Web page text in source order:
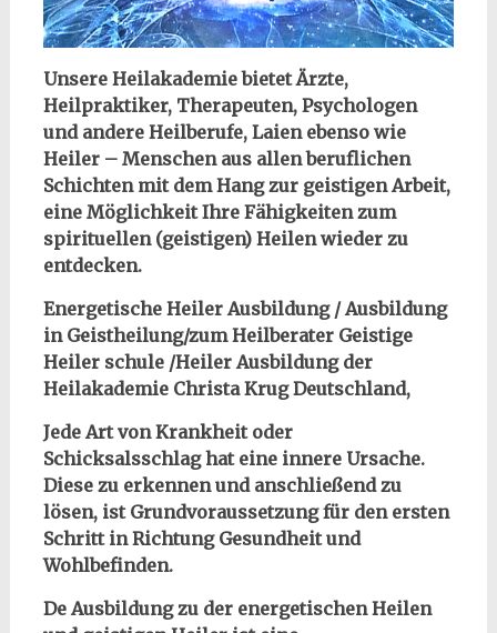
Unsere Heilakademie bietet Ärzte,
Heilpraktiker, Therapeuten, Psychologen
und andere Heilberufe, Laien ebenso wie
Heiler – Menschen aus allen beruflichen
Schichten mit dem Hang zur geistigen Arbeit,
eine Möglichkeit Ihre Fähigkeiten zum
spirituellen (geistigen) Heilen wieder zu
entdecken.
Energetische Heiler Ausbildung / Ausbildung
in Geistheilung/zum Heilberater Geistige
Heiler schule /Heiler Ausbildung der
Heilakademie Christa Krug Deutschland,
Jede Art von Krankheit oder
Schicksalsschlag hat eine innere Ursache.
Diese zu erkennen und anschließend zu
lösen, ist Grundvoraussetzung für den ersten
Schritt in Richtung Gesundheit und
Wohlbefinden.
De Ausbildung zu der energetischen Heilen